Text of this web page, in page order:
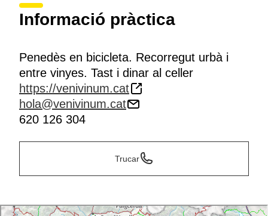
Informació pràctica
Penedès en bicicleta. Recorregut urbà i
entre vinyes. Tast i dinar al celler
https://venivinum.cat
hola@venivinum.cat
620 126 304
Trucar